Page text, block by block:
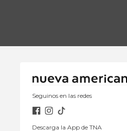
Seguinos en las redes
Descarga la App de TNA